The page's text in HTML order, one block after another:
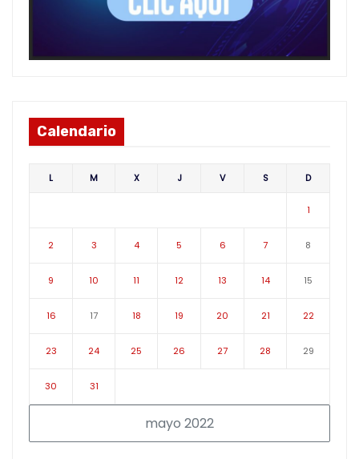
Calendario
mayo 2022
L M X J V S D
1
2 3 4 5 6 7 8
9 10 11 12 13 14 15
16 17 18 19 20 21 22
23 24 25 26 27 28 29
30 31